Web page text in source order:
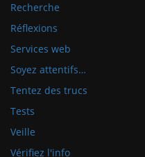
Recherche
Réflexions
Services web
Soyez attentifs…
Tentez des trucs
Tests
Veille
Vérifiez l'info